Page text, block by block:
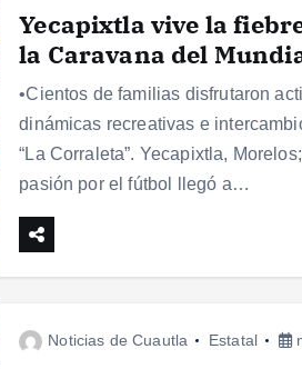
Yecapixtla vive la
la Caravana del
•Cientos de familias disfrutaron
dinámicas recreativas e
“La Corraleta”. Yecapixtla,
pasión por el fútbol llegó a…
Noticias de Cuautla Estatal